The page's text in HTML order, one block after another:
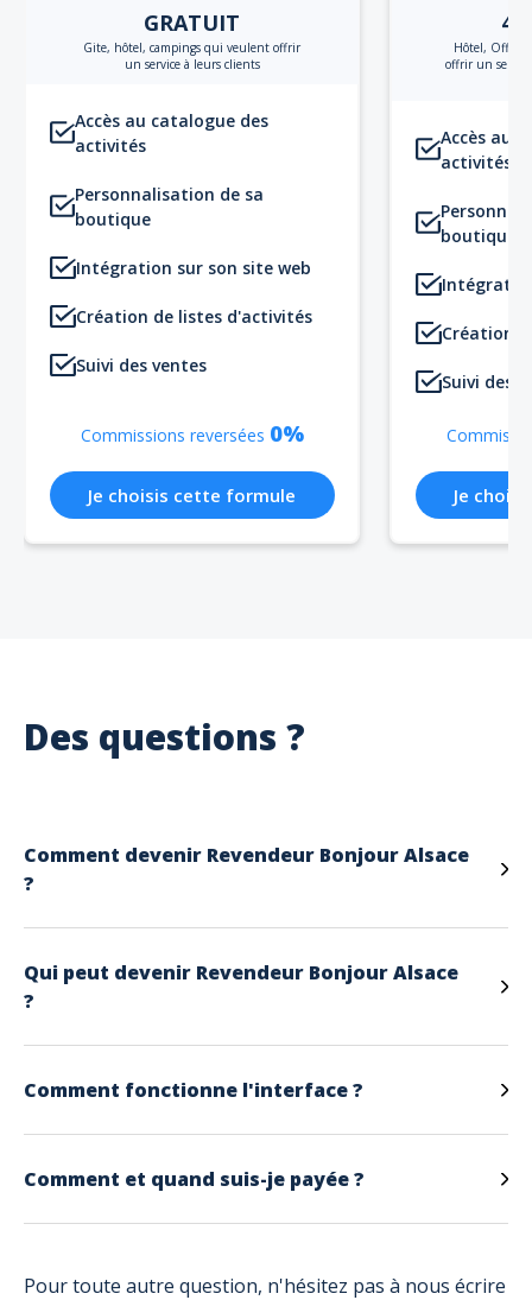
GRATUIT
Gite, hôtel, campings qui veulent offrir
un service à leurs clients
Accès au catalogue des
activités
Personnalisation de sa
boutique
Intégration sur son site web
Création de listes d'activités
Suivi des ventes
Commissions reversées 0%
Je choisis cette formule
Hôtel, Office
offrir un
Accès au
activités
boutique
Création
Suivi des
Je
Des questions ?
Comment devenir Revendeur Bonjour Alsace
?
Qui peut devenir Revendeur Bonjour Alsace
?
Comment fonctionne l'interface ?
Comment et quand suis-je payée ?
Pour toute autre question, n'hésitez pas à nous écrire